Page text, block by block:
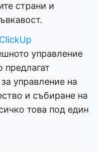
страни и
ClickUp
управление
предлагат
управление на
и събиране на
това под един